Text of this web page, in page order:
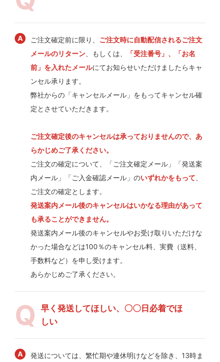
ご注文確定前に限り、 ご注文時に自動配信されるご注文
メールのリターン 、もしくは、
「受注番号」、「お名
前」を入れたメールにてお知らせいただけましたらキャ
ンセル承ります。
弊社からの「キャンセルメール」をもってキャンセル確
定とさせていただきます。
ご注文確定後のキャンセルは承っておりませんので、あ
らかじめご了承ください。
ご注文の確定について、「ご注文確定メール」「発送案
内メール」「ご入金確認メール」のいずれかをもって
ご注文の確定とします。
発送案内メール後のキャンセルはいかなる理由があって
も承ることができません。
発送案内メール後のキャンセルやお受け取りいただけな
かった場合などは100％のキャンセル料、実費（送料、
手数料など）を申し受けます。
あらかじめご了承ください。
早く発送してほしい、〇〇日必着でほ
しい
発送については、繁忙期や連休明けなどを除き、13時ま